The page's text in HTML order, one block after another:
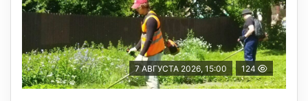
7 АВГУСТА 2026, 15:00 124